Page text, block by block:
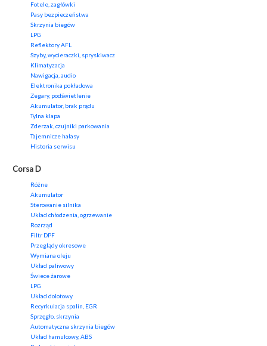
Fotele, zagłówki
Pasy bezpieczeństwa
Skrzynia biegów
LPG
Reflektory AFL
Szyby, wycieraczki, spryskiwacz
Klimatyzacja
Nawigacja, audio
Elektronika pokładowa
Zegary, podświetlenie
Akumulator, brak prądu
Tylna klapa
Zderzak, czujniki parkowania
Tajemnicze hałasy
Historia serwisu
Corsa D
Różne
Akumulator
Sterowanie silnika
Układ chłodzenia, ogrzewanie
Rozrząd
Filtr DPF
Przeglądy okresowe
Wymiana oleju
Układ paliwowy
Świece żarowe
LPG
Układ dolotowy
Recyrkulacja spalin, EGR
Sprzęgło, skrzynia
Automatyczna skrzynia biegów
Układ hamulcowy, ABS